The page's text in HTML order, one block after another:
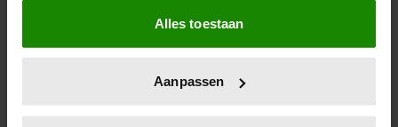
Informatie verzamelen over uw geografische
locatie, die tot een paar meter nauwkeurig kan zijn
scannen op specifieke eigenschappen (fingerprinting)
Alles toestaan
Aanpassen